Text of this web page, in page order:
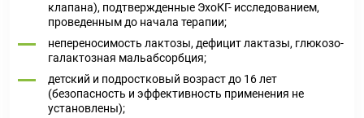
клапана), подтвержденные ЭхоКГ- исследованием,
проведенным до начала терапии;
непереносимость лактозы, дефицит лактазы, глюкозо-
галактозная мальабсорбция;
детский и подростковый возраст до 16 лет
(безопасность и эффективность применения не
установлены);